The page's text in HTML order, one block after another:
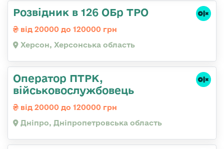
Розвідник в 126 ОБр ТРО
від 20000 до 120000 грн
Херсон, Херсонська область
Оператор ПТРК,
військовослужбовець
від 20000 до 120000 грн
Дніпро, Дніпропетровська область